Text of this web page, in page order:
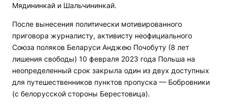
Мядининкай и Шальчининкай.
После вынесения политически мотивированного
приговора журналисту, активисту неофициального
Союза поляков Беларуси Анджею Почобуту (8 лет
лишения свободы) 10 февраля 2023 года Польша на
неопределенный срок закрыла один из двух доступных
для путешественников пунктов пропуска — Бобровники
(с белорусской стороны Берестовица).